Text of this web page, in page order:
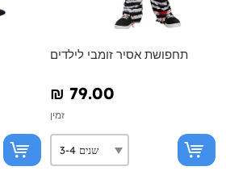
תחפושת אסיר זומבי לילדים
₪‎ 79.00
זמין